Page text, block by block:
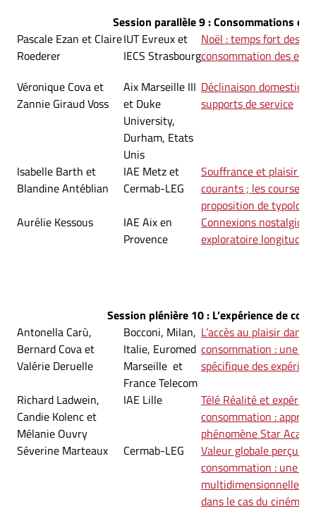
Session parallèle 9 : Consommations et
Pascale Ezan et Claire
Roederer
IUT Evreux et
IECS Strasbourg
Noël : temps fort des
consommation des
Véronique Cova et
Zannie Giraud Voss
Aix Marseille III
et Duke
University,
Durham, Etats
Unis
Déclinaison
supports de service
Isabelle Barth et
Blandine Antéblian
IAE Metz et
Cermab-LEG
Souffrance et plaisir
courants ; les courses
proposition de typologie
Aurélie Kessous
IAE Aix en
Provence
Connexions
exploratoire
Session plénière 10 : L’expérience de
Antonella Carù,
Bernard Cova et
Valérie Deruelle
Bocconi, Milan,
Italie, Euromed
Marseille et
France Telecom
L’accès au plaisir dans
consommation : une
spécifique des
Richard Ladwein,
Candie Kolenc et
Mélanie Ouvry
IAE Lille
Télé Réalité et
consommation :
phénomène Star
Séverine Marteaux
Cermab-LEG
Valeur globale perçue
consommation : une
multidimensionnelle.
dans le cas du cinéma